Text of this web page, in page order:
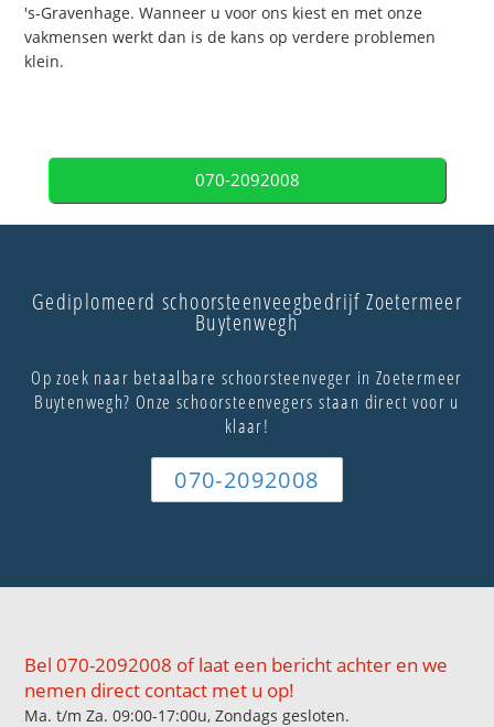
's-Gravenhage. Wanneer u voor ons kiest en met onze
vakmensen werkt dan is de kans op verdere problemen
klein.
070-2092008
Gediplomeerd schoorsteenveegbedrijf Zoetermeer
Buytenwegh
Op zoek naar betaalbare schoorsteenveger in Zoetermeer
Buytenwegh? Onze schoorsteenvegers staan direct voor u
klaar!
070-2092008
Bel 070-2092008 of laat een bericht achter en we
nemen direct contact met u op!
Ma. t/m Za. 09:00-17:00u, Zondags gesloten.